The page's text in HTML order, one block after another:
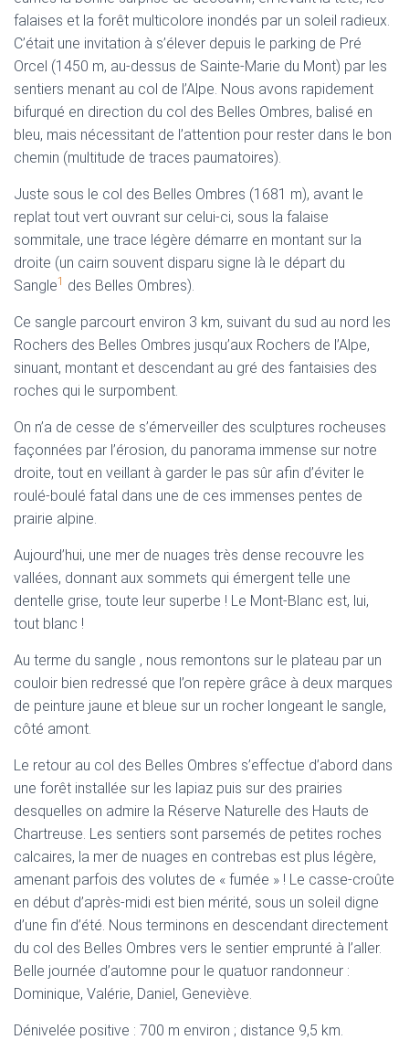
falaises et la forêt multicolore inondés par un soleil radieux.
C’était une invitation à s’élever depuis le parking de Pré
Orcel (1450 m, au-dessus de Sainte-Marie du Mont) par les
sentiers menant au col de l’Alpe. Nous avons rapidement
bifurqué en direction du col des Belles Ombres, balisé en
bleu, mais nécessitant de l’attention pour rester dans le bon
chemin (multitude de traces paumatoires).
Juste sous le col des Belles Ombres (1681 m), avant le
replat tout vert ouvrant sur celui-ci, sous la falaise
sommitale, une trace légère démarre en montant sur la
droite (un cairn souvent disparu signe là le départ du
Sangle1 des Belles Ombres).
Ce sangle parcourt environ 3 km, suivant du sud au nord les
Rochers des Belles Ombres jusqu’aux Rochers de l’Alpe,
sinuant, montant et descendant au gré des fantaisies des
roches qui le surpombent.
On n’a de cesse de s’émerveiller des sculptures rocheuses
façonnées par l’érosion, du panorama immense sur notre
droite, tout en veillant à garder le pas sûr afin d’éviter le
roulé-boulé fatal dans une de ces immenses pentes de
prairie alpine.
Aujourd’hui, une mer de nuages très dense recouvre les
vallées, donnant aux sommets qui émergent telle une
dentelle grise, toute leur superbe ! Le Mont-Blanc est, lui,
tout blanc !
Au terme du sangle , nous remontons sur le plateau par un
couloir bien redressé que l’on repère grâce à deux marques
de peinture jaune et bleue sur un rocher longeant le sangle,
côté amont.
Le retour au col des Belles Ombres s’effectue d’abord dans
une forêt installée sur les lapiaz puis sur des prairies
desquelles on admire la Réserve Naturelle des Hauts de
Chartreuse. Les sentiers sont parsemés de petites roches
calcaires, la mer de nuages en contrebas est plus légère,
amenant parfois des volutes de « fumée » ! Le casse-croûte
en début d’après-midi est bien mérité, sous un soleil digne
d’une fin d’été. Nous terminons en descendant directement
du col des Belles Ombres vers le sentier emprunté à l’aller.
Belle journée d’automne pour le quatuor randonneur :
Dominique, Valérie, Daniel, Geneviève.
Dénivelée positive : 700 m environ ; distance 9,5 km.